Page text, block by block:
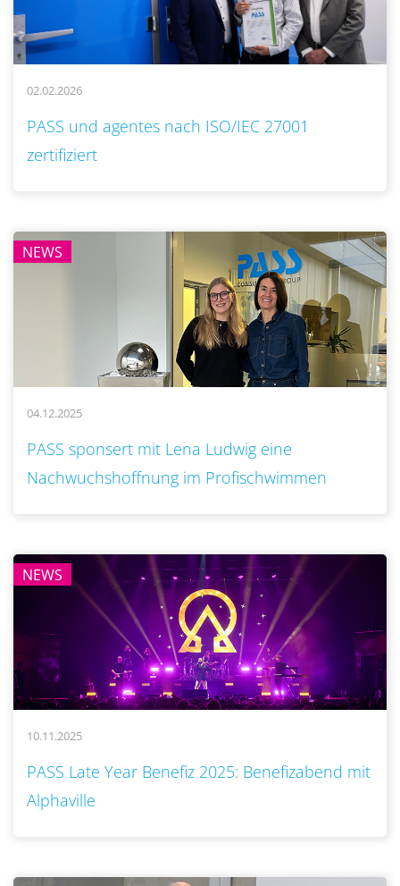
02.02.2026
PASS und agentes nach ISO/IEC 27001
zertifiziert
NEWS
04.12.2025
PASS sponsert mit Lena Ludwig eine
Nachwuchshoffnung im Profischwimmen
NEWS
10.11.2025
PASS Late Year Benefiz 2025: Benefizabend mit
Alphaville